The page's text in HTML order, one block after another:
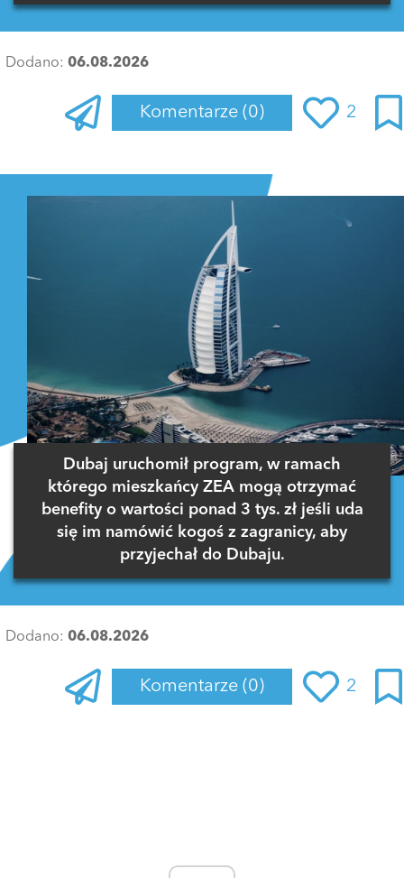
Dodano: 06.08.2026
Komentarze (0) 2
Dubaj uruchomił program, w ramach
którego mieszkańcy ZEA mogą otrzymać
benefity o wartości ponad 3 tys. zł jeśli uda
się im namówić kogoś z zagranicy, aby
przyjechał do Dubaju.
Dodano: 06.08.2026
Komentarze (0) 2